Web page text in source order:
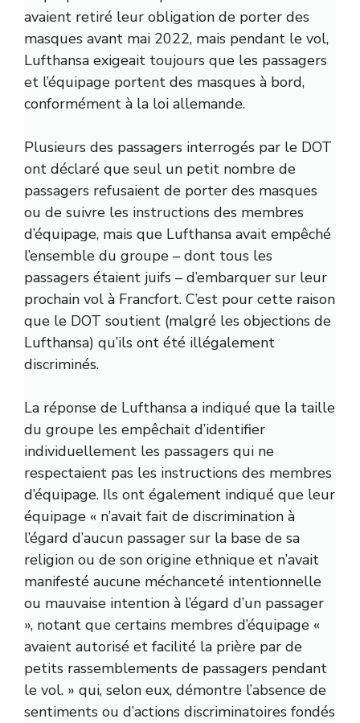
avaient retiré leur obligation de porter des
masques avant mai 2022, mais pendant le vol,
Lufthansa exigeait toujours que les passagers
et l’équipage portent des masques à bord,
conformément à la loi allemande.
Plusieurs des passagers interrogés par le DOT
ont déclaré que seul un petit nombre de
passagers refusaient de porter des masques
ou de suivre les instructions des membres
d’équipage, mais que Lufthansa avait empêché
l’ensemble du groupe – dont tous les
passagers étaient juifs – d’embarquer sur leur
prochain vol à Francfort. C’est pour cette raison
que le DOT soutient (malgré les objections de
Lufthansa) qu’ils ont été illégalement
discriminés.
La réponse de Lufthansa a indiqué que la taille
du groupe les empêchait d’identifier
individuellement les passagers qui ne
respectaient pas les instructions des membres
d’équipage. Ils ont également indiqué que leur
équipage « n’avait fait de discrimination à
l’égard d’aucun passager sur la base de sa
religion ou de son origine ethnique et n’avait
manifesté aucune méchanceté intentionnelle
ou mauvaise intention à l’égard d’un passager
», notant que certains membres d’équipage «
avaient autorisé et facilité la prière par de
petits rassemblements de passagers pendant
le vol. » qui, selon eux, démontre l’absence de
sentiments ou d’actions discriminatoires fondés